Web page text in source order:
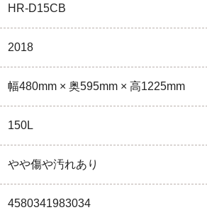
HR-D15CB
2018
幅480mm × 奥595mm × 高1225mm
150L
やや傷や汚れあり
4580341983034